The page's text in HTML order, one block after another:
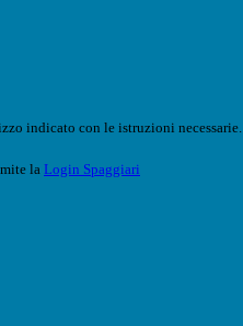
indicato con le istruzioni necessarie.
la Login Spaggiari